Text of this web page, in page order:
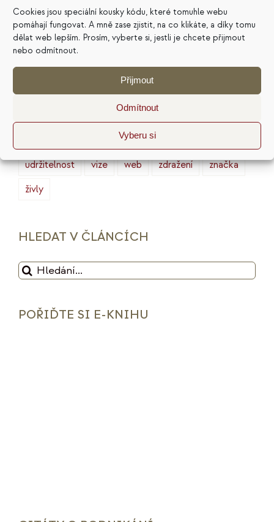
Cookies jsou speciální kousky kódu, které tomuhle webu
pomáhají fungovat. A mně zase zjistit, na co klikáte, a díky tomu
dělat web lepším. Prosím, vyberte si, jestli je chcete přijmout
nebo odmítnout.
Přijmout
Odmítnout
Vyberu si
finance
HSP ideální zákazník
introjekty
intuice
konkurence legacy
magie
marketing
masterminding
mindset
strategie
udržitelnost
vize web zdražení
značka
živly
HLEDAT V ČLÁNCÍCH
Hledat:
POŘIĎTE SI E-KNIHU